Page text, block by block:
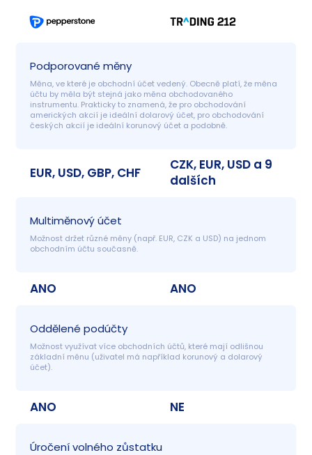
Podporované měny
Měna, ve které je obchodní účet vedený. Obecně platí, že měna
účtu by měla být stejná jako měna obchodovaného
instrumentu. Prakticky to znamená, že pro obchodování
amerických akcií je ideální dolarový účet, pro obchodování
českých akcií je ideální korunový účet a podobně.
EUR, USD, GBP, CHF
CZK, EUR, USD a 9
dalších
Multiměnový účet
Možnost držet různé měny (např. EUR, CZK a USD) na jednom
obchodním účtu současně.
ANO ANO
Oddělené podúčty
Možnost využívat více obchodních účtů, které mají odlišnou
základní měnu (uživatel má například korunový a dolarový
účet).
ANO NE
Úročení volného zůstatku